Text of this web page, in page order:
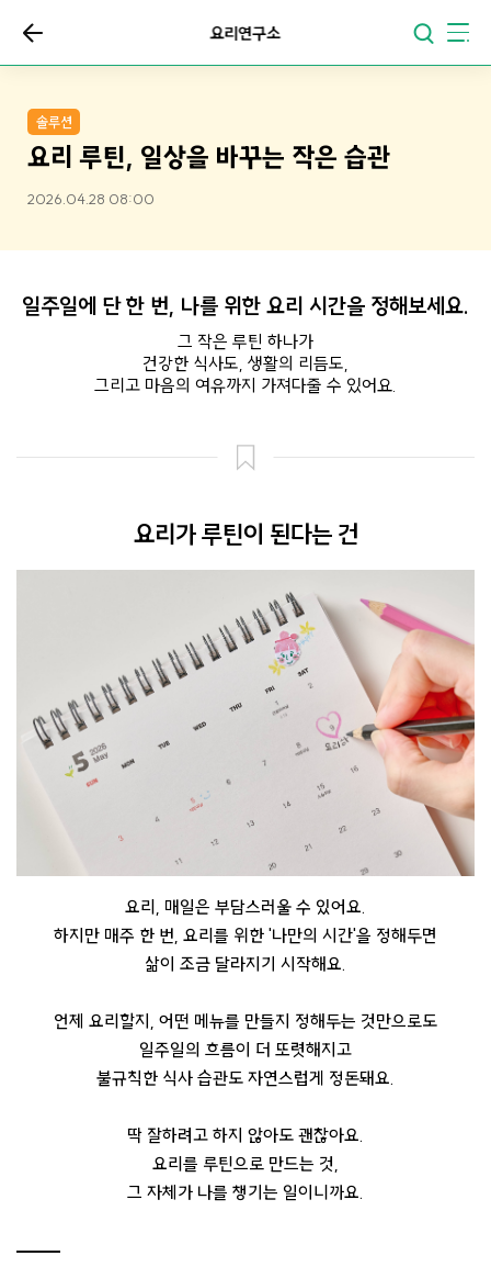
요리연구소
솔루션
요리 루틴, 일상을 바꾸는 작은 습관
2026.04.28 08:00
일주일에 단 한 번, 나를 위한 요리 시간을 정해보세요.
그 작은 루틴 하나가
건강한 식사도, 생활의 리듬도,
그리고 마음의 여유까지 가져다줄 수 있어요.
요리가 루틴이 된다는 건
요리, 매일은 부담스러울 수 있어요.
하지만 매주 한 번, 요리를 위한 '나만의 시간'을 정해두면
삶이 조금 달라지기 시작해요.
언제 요리할지, 어떤 메뉴를 만들지 정해두는 것만으로도
일주일의 흐름이 더 또렷해지고
불규칙한 식사 습관도 자연스럽게 정돈돼요.
딱 잘하려고 하지 않아도 괜찮아요.
요리를 루틴으로 만드는 것,
그 자체가 나를 챙기는 일이니까요.